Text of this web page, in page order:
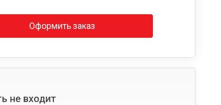
Оформить заказ
не входит